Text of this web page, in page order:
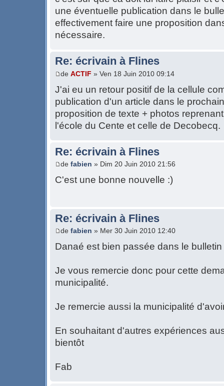
une éventuelle publication dans le
effectivement faire une proposition
nécessaire.
Re: écrivain à Flines
de ACTIF » Ven 18 Juin 2010 09:14
J'ai eu un retour positif de la cellule
publication d'un article dans le
proposition de texte + photos
l'école du Cente et celle de Decobecq.
Re: écrivain à Flines
de fabien » Dim 20 Juin 2010 21:56
C'est une bonne nouvelle :)
Re: écrivain à Flines
de fabien » Mer 30 Juin 2010 12:40
Danaé est bien passée dans le
Je vous remercie donc pour cette
municipalité.
Je remercie aussi la municipalité
En souhaitant d'autres expériences
bientôt
Fab